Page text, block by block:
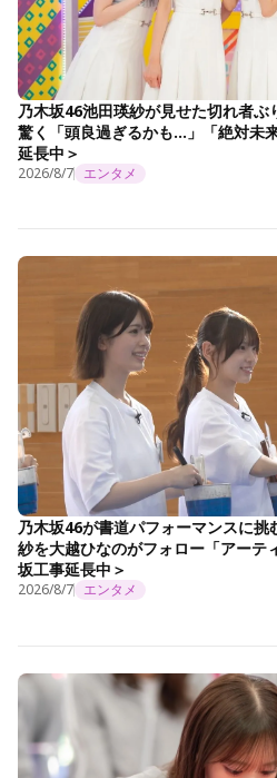
乃木坂46池田瑛紗が見せた切れ者
驚く「頭良過ぎるかも…」「絶対未
延長中＞
2026/8/7 エンタメ
乃木坂46が書道パフォーマンスに
紗を大越ひなのがフォロー「アーテ
坂工事延長中＞
2026/8/7 エンタメ